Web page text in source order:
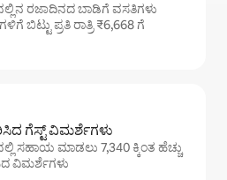
ರಜಾದಿನದ ಬಾಡಿಗೆ ವಸತಿಗಳು
ಬಿಟ್ಟು ಪ್ರತಿ ರಾತ್ರಿ ₹6,668 ಗೆ
ಗೆಸ್ಟ್ ವಿಮರ್ಶೆಗಳು
ಸಹಾಯ ಮಾಡಲು 7,340 ಕ್ಕಿಂತ ಹೆಚ್ಚು
ವಿಮರ್ಶೆಗಳು